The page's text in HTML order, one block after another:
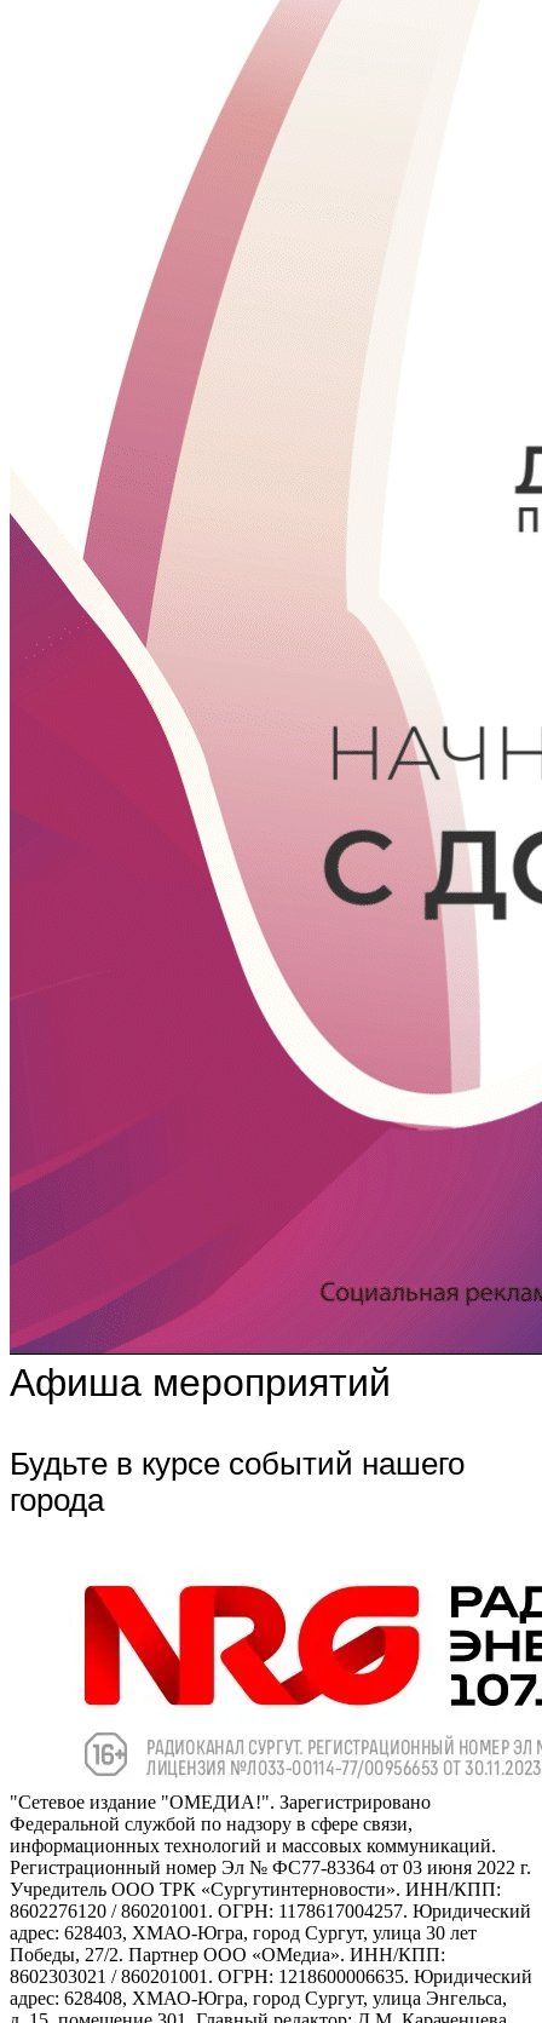
Афиша мероприятий
Будьте в курсе событий нашего
города
"Сетевое издание "ОМЕДИА!". Зарегистрировано
Федеральной службой по надзору в сфере связи,
информационных технологий и массовых коммуникаций.
Регистрационный номер Эл № ФС77-83364 от 03 июня 2022 г.
Учредитель ООО ТРК «Сургутинтерновости». ИНН/КПП:
8602276120 / 860201001. ОГРН: 1178617004257. Юридический
адрес: 628403, ХМАО-Югра, город Сургут, улица 30 лет
Победы, 27/2. Партнер ООО «ОМедиа». ИНН/КПП:
8602303021 / 860201001. ОГРН: 1218600006635. Юридический
адрес: 628408, ХМАО-Югра, город Сургут, улица Энгельса,